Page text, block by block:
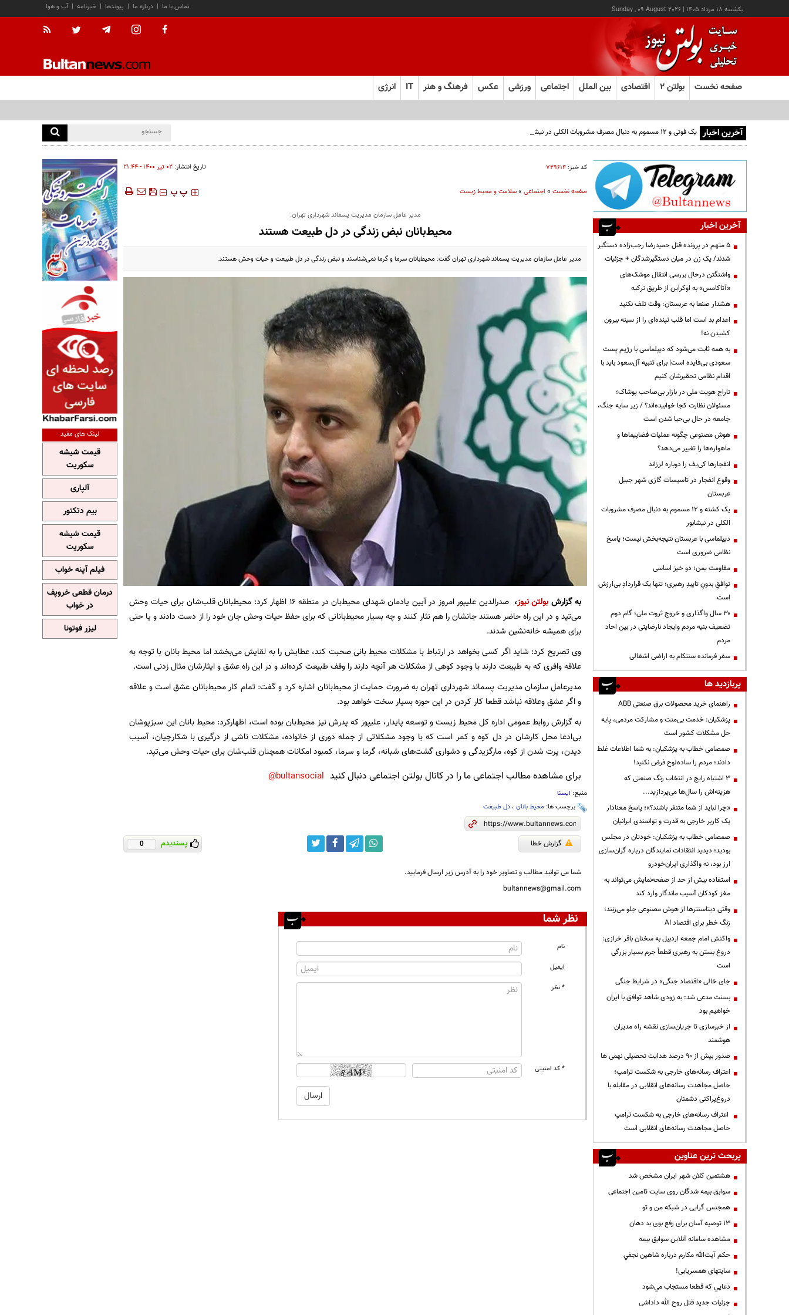
يکشنبه ۱۸ مرداد ۱۴۰۵ |
Sunday , 09 August 2026 آب و هوا | خبرنامه | پیوندها | درباره ما | تماس با ما
صفحه نخست بولتن ۲ اقتصادی بین الملل اجتماعی ورزشی عکس فرهنگ و هنر IT انرژی
آخرین اخبار یک فوتی و ۱۲ مسموم به دنبال مصرف مشروبات الکلی در نیشابور
کد خبر: ۷۲۹۶۱۴ تاریخ انتشار: ۰۲ تير ۱۴۰۰ - ۲۱:۴۴
صفحه نخست» اجتماعی»سلامت و محیط زیست ‍‍‍ پ پ
مدیر عامل سازمان مدیریت پسماند شهرداری تهران:
محیط‌بانان نبض زندگی در دل طبیعت‌ هستند
مدیر عامل سازمان مدیریت پسماند شهرداری تهران گفت: محیط‌بانان سرما و گرما نمی‌شناسند و نبض زندگی در دل طبیعت و حیات وحش هستند.
به گزارش بولتن نیوز،
صدرالدین علیپور امروز در آیین یادمان شهدای محیط‌بان در منطقه ۱۶ اظهار کرد: محیطبانان قلب‌شان برای حیات وحش
می‌تپد و در این راه حاضر هستند جانشان را هم نثار کنند و چه بسیار محیط‌بانانی که برای حفظ حیات وحش جان خود را از دست دادند و یا حتی
برای همیشه خانه‌نشین شدند.
وی تصریح کرد: شاید اگر کسی بخواهد در ارتباط با مشکلات محیط‌ بانی صحبت کند، عطایش را به لقایش می‌بخشد اما محیط ‌بانان با توجه به
علاقه وافری که به طبیعت دارند با وجود کوهی از مشکلات هر آنچه دارند را وقف طبیعت کرده‌اند و در این راه عشق و ایثارشان مثال زدنی است.
مدیرعامل سازمان مدیریت ‌پسماند شهرداری تهران به ضرورت حمایت از محیط‌بانان اشاره کرد و گفت: تمام کار محیط‌بانان عشق است و علاقه
و اگر عشق وعلاقه نباشد قطعا کار کردن در این حوزه بسیار سخت خواهد بود.
به گزارش روابط عمومی اداره کل محیط زیست و توسعه پایدار، علیپور که پدرش نیز محیط‌بان بوده است، اظهارکرد: محیط بانان این سبزپوشان
بی‌ادعا محل کارشان در دل کوه و کمر است که با وجود مشکلاتی از جمله دوری از خانواده، مشکلات ناشی از درگیری با شکارچیان، آسیب
دیدن، پرت شدن از کوه، مارگزیدگی و دشواری گشت‌های شبانه، گرما و سرما، کمبود امکانات همچنان قلب‌شان برای حیات وحش می‌تپد.
برای مشاهده مطالب اجتماعی ما را در کانال بولتن اجتماعی دنبال کنید bultansocial@
منبع: ایسنا
برچسب ها: محیط بانان، دل طبیعت
گزارش خطا پسندیدم 0
شما می توانید مطالب و تصاویر خود را به آدرس زیر ارسال فرمایید.
bultannews@gmail.com
نظر شما
نام
ایمیل
* نظر
* کد امنیتی
آخرین اخبار
۵ متهم در پرونده قتل حمیدرضا رجب‌زاده دستگیر
شدند/ یک زن در میان دستگیرشدگان + جزئیات
واشنگتن درحال بررسی انتقال موشک‌های
«آتاکامس» به اوکراین از طریق ترکیه
هشدار صنعا به عربستان: وقت تلف نکنید
اعدام بد است اما قلب تپنده‌ای را از سینه بیرون
کشیدن نه!
به همه ثابت می‌شود که دیپلماسی با رژیم پست
سعودی بی‌فایده است| برای تنبیه آل‌سعود باید با
اقدام نظامی تحقیرشان کنیم
تاراج هویت ملی در بازار بی‌صاحب پوشاک؛
مسئولان نظارت کجا خوابیده‌اند؟ / زیر سایه جنگ،
جامعه در حال بی‌حیا شدن است
هوش مصنوعی چگونه عملیات فضاپیماها و
ماهواره‌ها را تغییر می‌دهد؟
انفجارها کی‌یف را دوباره لرزاند
وقوع انفجار در تاسیسات گازی شهر جبیل
عربستان
یک کشته و ۱۲ مسموم به دنبال مصرف مشروبات
الکلی در نیشابور
دیپلماسی با عربستان نتیجه‌بخش نیست؛ پاسخ
نظامی ضروری است
مقاومت یمن؛ دو خیز اساسی
توافقِ بدونِ تاییدِ رهبری؛ تنها یک قراردادِ بی‌ارزش
است
۳۰ سال واگذاری و خروج ثروت ملی؛ گام دوم
تضعیف بنیه مردم وایجاد نارضایتی در بین احاد
مردم
سفر فرمانده سنتکام به اراضی اشغالی
پربازدید ها
راهنمای خرید محصولات برق صنعتی ABB
پزشکیان: خدمت بی‌منت و مشارکت مردمی، پایه
حل مشکلات کشور است
صمصامی خطاب به پزشکیان: به شما اطلاعات غلط
دادند؛ مردم را ساده‌لوح فرض نکنید!
3 اشتباه رایج در انتخاب رنگ صنعتی که
هزینه‌اش را سال‌ها می‌پردازید...
«چرا نباید از شما متنفر باشند؟»؛ پاسخ معنادار
یک کاربر خارجی به قدرت و توانمندی ایرانیان
صمصامی خطاب به پزشکیان: خودتان در مجلس
بودید؛ دیدید انتقادات نمایندگان درباره گران‌سازی
ارز بود، نه واگذاری ایران‌خودرو
استفاده بیش از حد از صفحه‌نمایش می‌تواند به
مغز کودکان آسیب ماندگار وارد کند
وقتی دیتاسنترها از هوش مصنوعی جلو می‌زنند؛
زنگ خطر برای اقتصاد AI
واکنش امام جمعه اردبیل به سخنان باقر خرازی:
دروغ بستن به رهبری قطعاً جرم بسیار بزرگی
است
جای خالی «اقتصاد جنگی» در شرایط جنگی
بسنت مدعی شد: به زودی شاهد توافق با ایران
خواهیم بود
از خبرسازی تا جریان‌سازی نقشه راه مدیران
هوشمند
صدور بیش از ۹۰ درصد هدایت تحصیلی نهمی ها
اعتراف رسانه‌های خارجی به شکست ترامپ؛
حاصل مجاهدت رسانه‌های انقلابی در مقابله با
دروغ‌پراکنی دشمنان
اعتراف رسانه‌های خارجی به شکست ترامپ
حاصل مجاهدت رسانه‌های انقلابی است
پربحث ترین عناوین
هشتمین کلان شهر ایران مشخص شد
سوابق بیمه شدگان روی سایت تامین اجتماعی
همجنس گرایی در شبکه من و تو
13 توصیه آسان برای رفع بوی بد دهان
مشاهده سامانه آنلاين سوابق بیمه
حكم آيت‌الله مكارم درباره شاهين نجفي
سایتهای همسریابی!
دعايي كه قطعا مستجاب مي‌شود
جزئیات جدید قتل روح الله داداشی
لینک های مفید
قیمت شیشه
سکوریت
آلپاری
بیم دتکتور
قیمت شیشه
سکوریت
فیلم آپنه خواب
درمان قطعی خروپف
در خواب
لیزر فوتونا